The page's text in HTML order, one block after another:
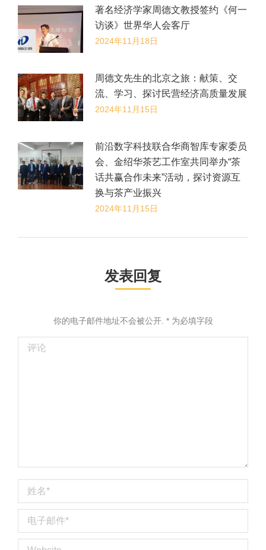
著名经济学家周德文教授签约《何一
访谈》世界华人会客厅
2024年11月18日
​周德文先生的北京之旅：献策、交
流、学习、探讨民营经济高质量发展
2024年11月15日
前沿数字科技联合华商智库专家委员
会、金绍华茶艺工作室共同举办“茶
话共赢合作未来”活动，探讨资源互
换与茶产业振兴
2024年11月15日
发表回复
你的电子邮件地址不会被公开. *为必填字段
评论
姓名 *
电子邮件 *
Website